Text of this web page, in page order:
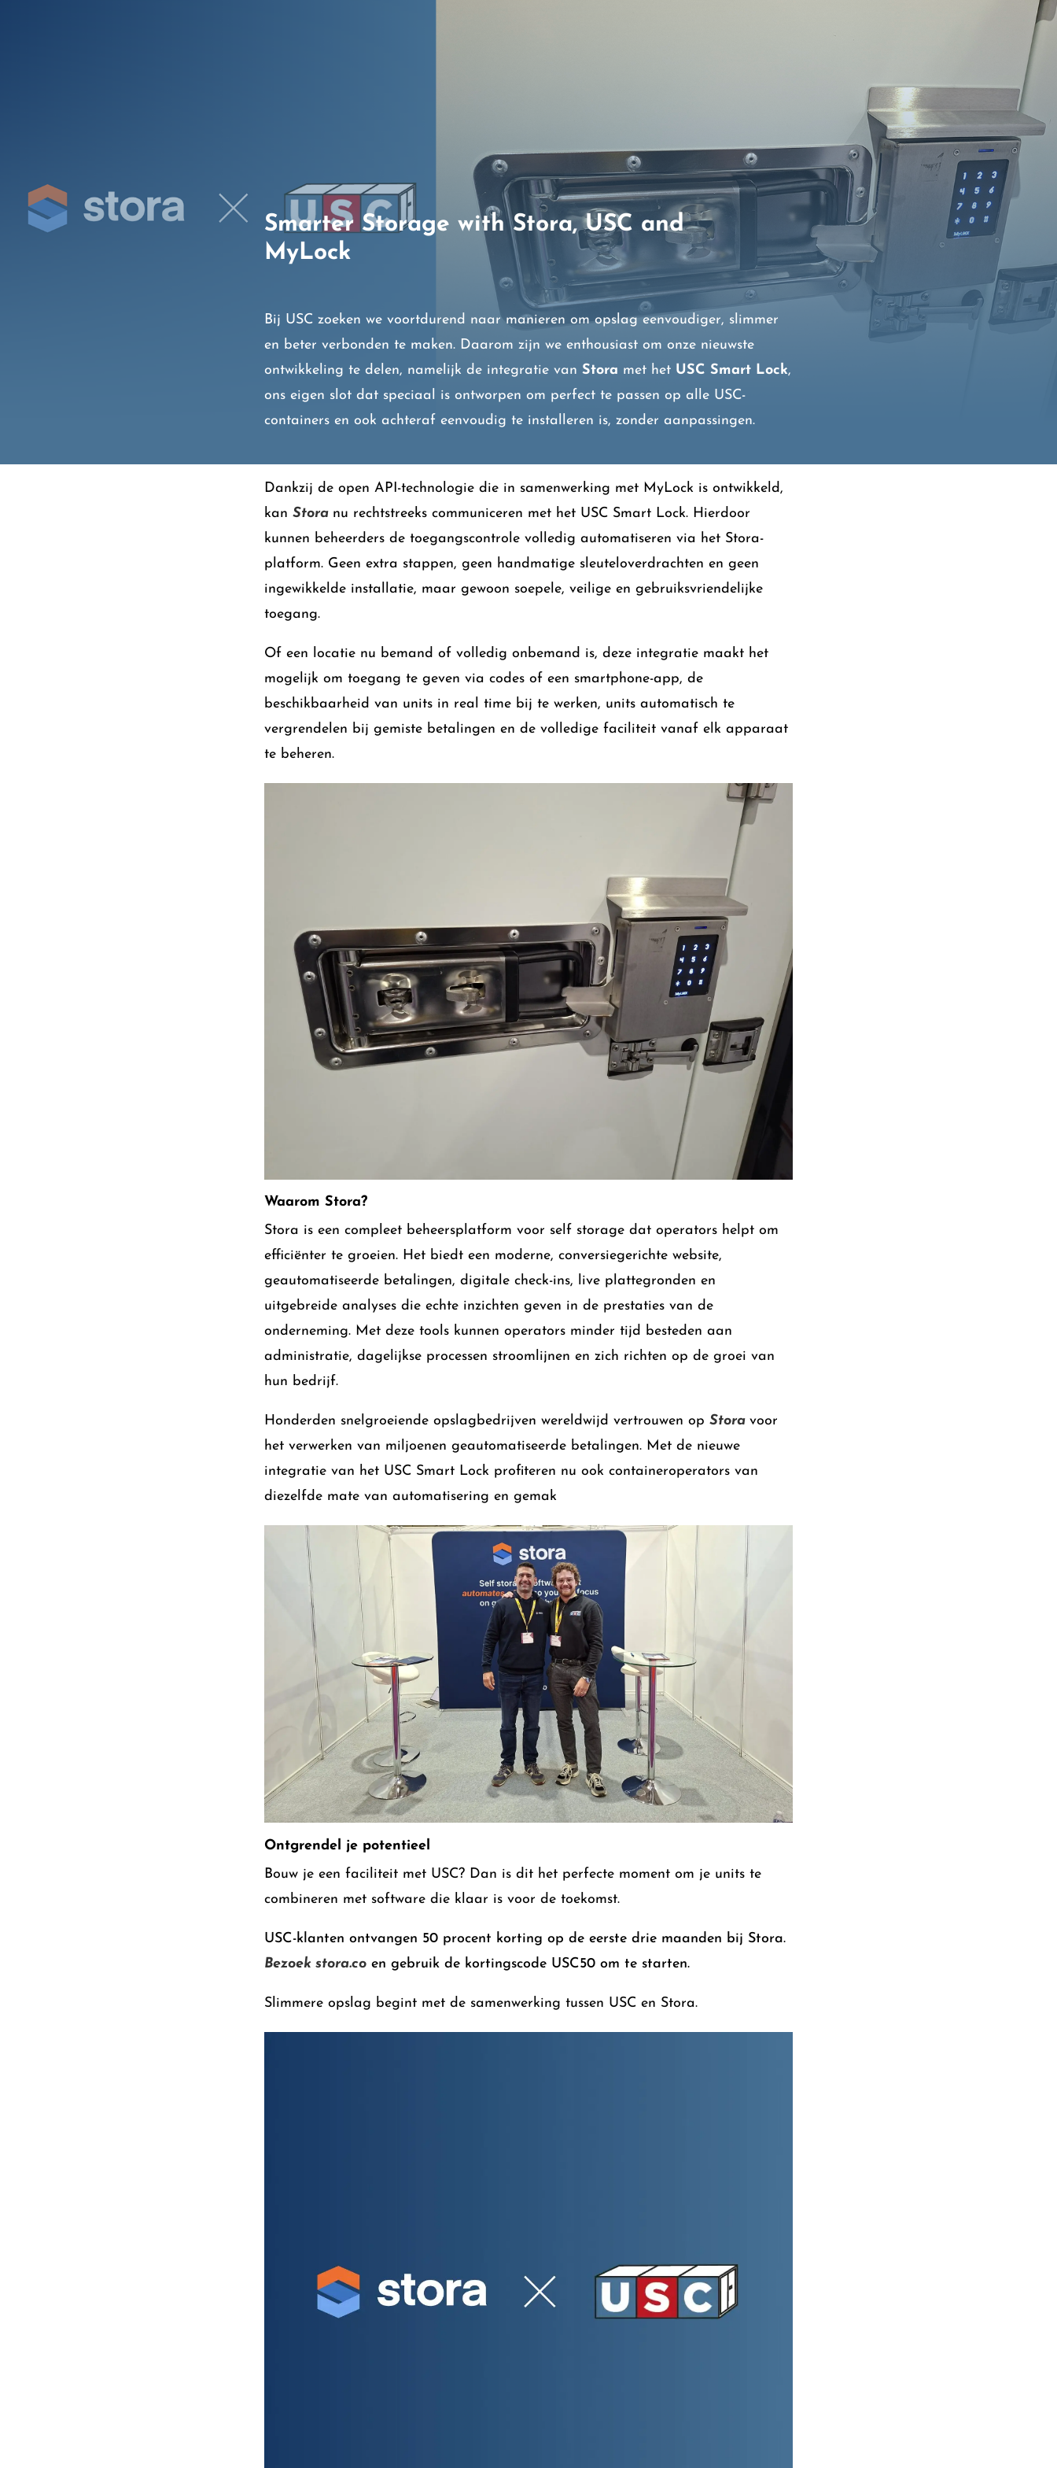
Smarter Storage with Stora, USC and
MyLock
Bij USC zoeken we voortdurend naar manieren om opslag eenvoudiger, slimmer
en beter verbonden te maken. Daarom zijn we enthousiast om onze nieuwste
ontwikkeling te delen, namelijk de integratie van Stora met het USC Smart Lock,
ons eigen slot dat speciaal is ontworpen om perfect te passen op alle USC-
containers en ook achteraf eenvoudig te installeren is, zonder aanpassingen.
Dankzij de open API-technologie die in samenwerking met MyLock is ontwikkeld,
kan Stora nu rechtstreeks communiceren met het USC Smart Lock. Hierdoor
kunnen beheerders de toegangscontrole volledig automatiseren via het Stora-
platform. Geen extra stappen, geen handmatige sleuteloverdrachten en geen
ingewikkelde installatie, maar gewoon soepele, veilige en gebruiksvriendelijke
toegang.
Of een locatie nu bemand of volledig onbemand is, deze integratie maakt het
mogelijk om toegang te geven via codes of een smartphone-app, de
beschikbaarheid van units in real time bij te werken, units automatisch te
vergrendelen bij gemiste betalingen en de volledige faciliteit vanaf elk apparaat
te beheren.
Waarom Stora?
Stora is een compleet beheersplatform voor self storage dat operators helpt om
efficiënter te groeien. Het biedt een moderne, conversiegerichte website,
geautomatiseerde betalingen, digitale check-ins, live plattegronden en
uitgebreide analyses die echte inzichten geven in de prestaties van de
onderneming. Met deze tools kunnen operators minder tijd besteden aan
administratie, dagelijkse processen stroomlijnen en zich richten op de groei van
hun bedrijf.
Honderden snelgroeiende opslagbedrijven wereldwijd vertrouwen op Stora voor
het verwerken van miljoenen geautomatiseerde betalingen. Met de nieuwe
integratie van het USC Smart Lock profiteren nu ook containeroperators van
diezelfde mate van automatisering en gemak
Ontgrendel je potentieel
Bouw je een faciliteit met USC? Dan is dit het perfecte moment om je units te
combineren met software die klaar is voor de toekomst.
USC-klanten ontvangen 50 procent korting op de eerste drie maanden bij Stora.
Bezoek stora.co en gebruik de kortingscode USC50 om te starten.
Slimmere opslag begint met de samenwerking tussen USC en Stora.